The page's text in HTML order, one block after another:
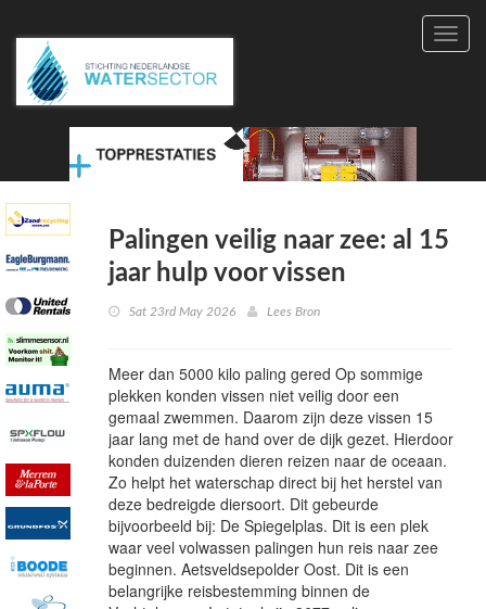
Palingen veilig naar zee: al 15
jaar hulp voor vissen
Sat 23rd May 2026 Lees Bron
Meer dan 5000 kilo paling gered Op sommige
plekken konden vissen niet veilig door een
gemaal zwemmen. Daarom zijn deze vissen 15
jaar lang met de hand over de dijk gezet. Hierdoor
konden duizenden dieren reizen naar de oceaan.
Zo helpt het waterschap direct bij het herstel van
deze bedreigde diersoort. Dit gebeurde
bijvoorbeeld bij: De Spiegelplas. Dit is een plek
waar veel volwassen palingen hun reis naar zee
beginnen. Aetsveldsepolder Oost. Dit is een
belangrijke reisbestemming binnen de